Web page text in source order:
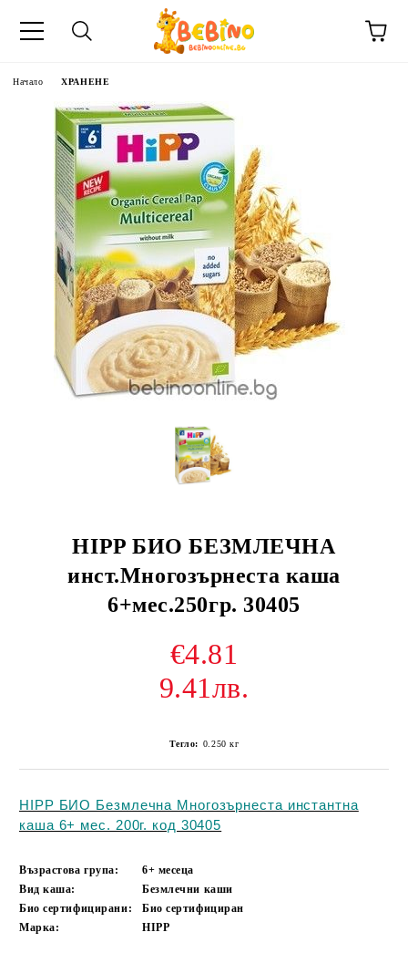
Начало ХРАНЕНЕ
HIPP БИО БЕЗМЛЕЧНА
инст.Многозърнеста каша
6+мес.250гр. 30405
€4.81
9.41лв.
Тегло: 0.250 кг
HIPP БИО Безмлечна Многозърнеста инстантна
каша 6+ мес. 200г. код 30405
Възрастова група:
6+ месеца
Вид каша:
Безмлечни каши
Био сертифицирани:
Био сертифициран
Марка:
HIPP